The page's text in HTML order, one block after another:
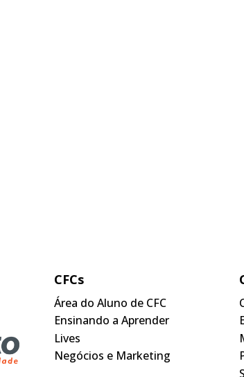
CFCs
Área do Aluno de CFC
Ensinando a Aprender
Lives
Negócios e Marketing